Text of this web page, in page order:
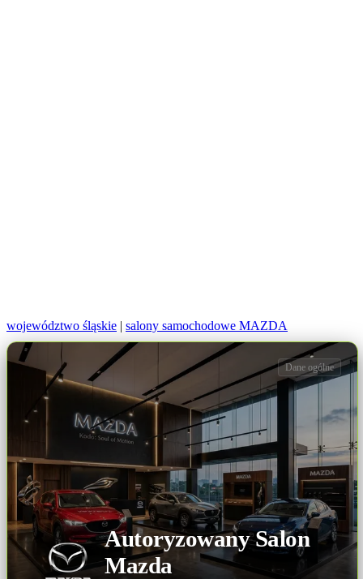
województwo śląskie | salony samochodowe MAZDA
Autoryzowany Salon
Mazda
Dane ogólne